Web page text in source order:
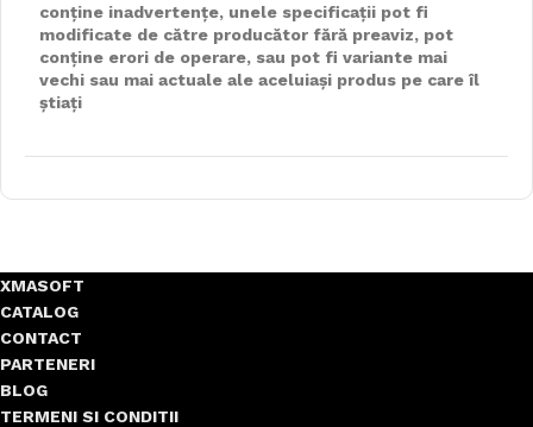
conține inadvertențe, unele specificații pot fi
modificate de către producător fără preaviz, pot
conține erori de operare, sau pot fi variante mai
vechi sau mai actuale ale aceluiași produs pe care îl
știați
XMASOFT
CATALOG
CONTACT
PARTENERI
BLOG
TERMENI SI CONDITII